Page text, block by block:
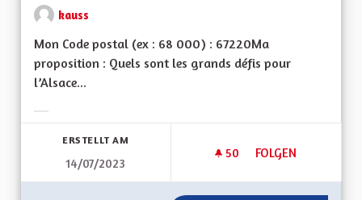
kauss
Mon Code postal (ex : 68 000) : 67220Ma
proposition : Quels sont les grands défis pour
l’Alsace...
ERSTELLT AM
14/07/2023
50 50 FOLLOWER
FOLGEN
POUR UNE